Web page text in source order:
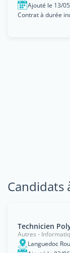
Ajouté le 13/
Contrat à durée
Candidats
Technicien
Autres -
Languedoc